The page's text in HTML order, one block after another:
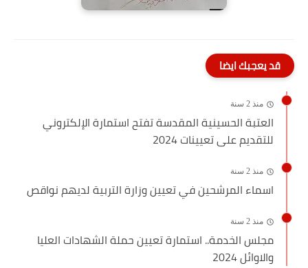
قد يعجبك ايضا
منذ 2 سنة
العتبة الحسينية المقدسة تفتح استمارة الإلكتروني
للتقديم على تعيينات 2024
منذ 2 سنة
اسماء المرشحين في تعيين وزارة التربية لديهم نواقص
منذ 2 سنة
مجلس الخدمة.. استمارة تعيين حملة الشهادات العليا
والاوائل 2024